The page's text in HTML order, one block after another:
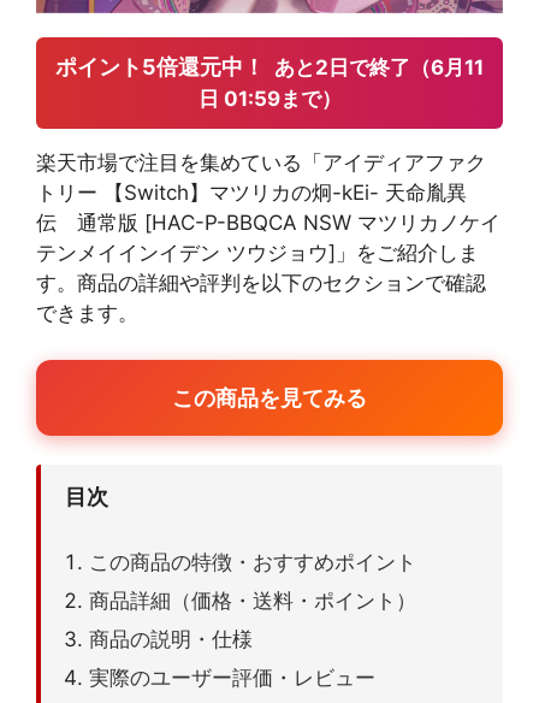
ポイント5倍還元中！
あと2日で終了（6月11
日 01:59まで）
楽天市場で注目を集めている「アイディアファク
トリー 【Switch】マツリカの炯-kEi- 天命胤異
伝 通常版 [HAC-P-BBQCA NSW マツリカノケイ
テンメイインイデン ツウジョウ]」をご紹介しま
す。商品の詳細や評判を以下のセクションで確認
できます。
この商品を見てみる
目次
この商品の特徴・おすすめポイント
商品詳細（価格・送料・ポイント）
商品の説明・仕様
実際のユーザー評価・レビュー